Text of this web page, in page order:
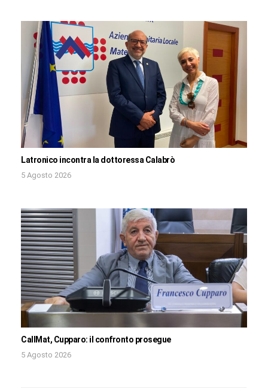
Latronico incontra la dottoressa Calabrò
5 Agosto 2026
CallMat, Cupparo: il confronto prosegue
5 Agosto 2026